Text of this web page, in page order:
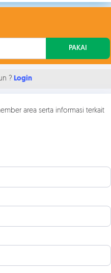
PAKAI
? Login
area serta informasi terkait